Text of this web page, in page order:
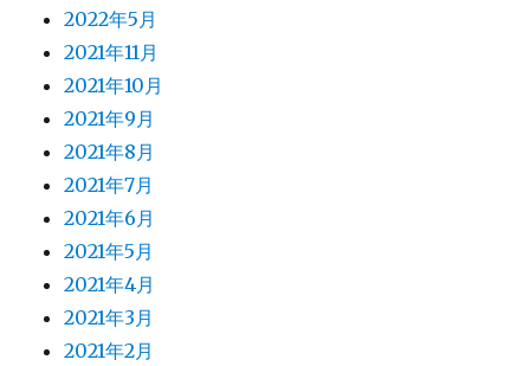
2022年5月
2021年11月
2021年10月
2021年9月
2021年8月
2021年7月
2021年6月
2021年5月
2021年4月
2021年3月
2021年2月